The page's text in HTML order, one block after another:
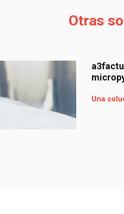
Otras
a3factura, facturación
micropymes
Una solución de Wolters Kluwer